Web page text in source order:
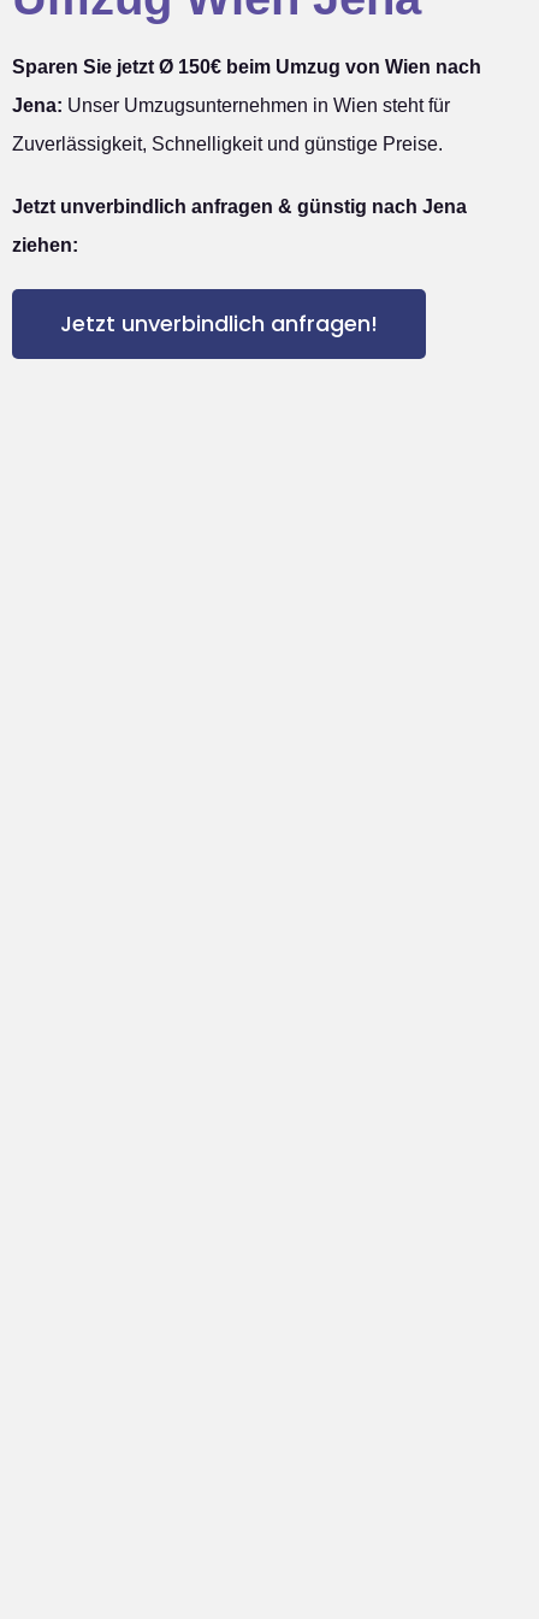
Sparen Sie jetzt Ø 150€ beim Umzug von Wien nach
Jena: Unser Umzugsunternehmen in Wien steht für
Zuverlässigkeit, Schnelligkeit und günstige Preise.
Jetzt unverbindlich anfragen & günstig nach Jena
ziehen:
Jetzt unverbindlich anfragen!